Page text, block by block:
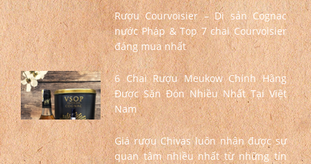
Rượu Courvoisier – Di sản Cognac
nước Pháp & Top 7 chai Courvoisier
đáng mua nhất
6 Chai Rượu Meukow Chính Hãng
Được Săn Đón Nhiều Nhất Tại Việt
Nam
Giá rượu Chivas luôn nhận được sự
quan tâm nhiều nhất từ những tín